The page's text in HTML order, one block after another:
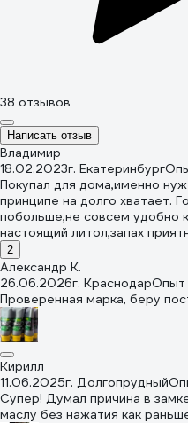
38 отзывов
Написать отзыв
Владимир
18.02.2023г. Екатеринбург
Покупал для дома,именно
принципе на долго хватает.
побольше,не совсем удобно
настоящий литол,запах
нормальная (я думаю для
для скольжения это самое то!) На тюбике конечно есть
информация куда
хотелось бы узнать куда
применять,можно ли
изготовления декабрь
отдельная
только свежую смазку! Вообщем литол мне понравился-
спасибо большое!
2
Александр К.
26.06.2026г. КраснодарОпыт
Проверенная марка, беру
Кирилл
11.06.2025г. Долгопрудный
Супер! Думал причина в
маслу без нажатия как